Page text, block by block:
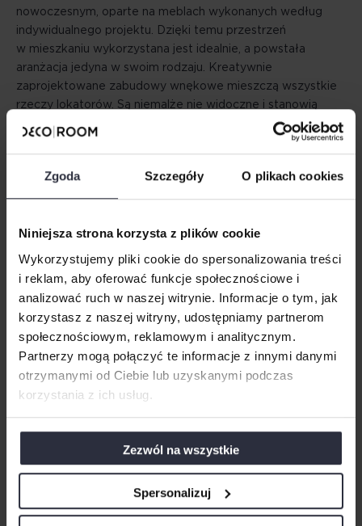
Zgoda Szczegóły O plikach cookies
Niniejsza strona korzysta z plików cookie
Wykorzystujemy pliki cookie do spersonalizowania treści
i reklam, aby oferować funkcje społecznościowe i
analizować ruch w naszej witrynie. Informacje o tym, jak
korzystasz z naszej witryny, udostępniamy partnerom
społecznościowym, reklamowym i analitycznym.
Partnerzy mogą połączyć te informacje z innymi danymi
otrzymanymi od Ciebie lub uzyskanymi podczas
korzystania z ich usług.
Zezwól na wszystkie
Spersonalizuj
nowoczesnym, oparte na meblach wykonanych według
indywidualnego projektu. Dzięki temu przestrzeń
w mieszkaniu wykorzystana jest idealnie, a powstała
aranżacja jedyna w swoim rodzaju. Kreatywnie
zaprojektowane zabudowy wnękowe mieszczą wszystkie
rzeczy lokatorów. Są niemalże nie widoczne i stanowią
integralną całość przestrzeni.
Kuchnia w tym mieszkaniu to serce domu. Pomimo prostej,
minimalistycznej formy zachwyca funkcjonalnością. Długi
kulinarnym eksperymentom. Blat i cześć szafek miała być
zabudowy jest ciemny akcent – komin pomalowany
grafitową farbą oraz szklane lampy, które miały być
niemalże niewidoczne i nie dzielić przestrzeni. Światło
naturalnie miało przepływać pomiędzy dwoma
pomieszczeniami. Styl kuchni miał określać resztę
mieszkania.
Dlatego przechadzając się po tym sporym, bo aż ponad
idealne dla nowoczesnej familii, prawda?